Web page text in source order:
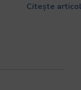
Citește